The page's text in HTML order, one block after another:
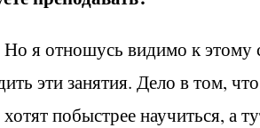
я отношусь видимо к
эти занятия. Дело в том,
побыстрее научиться, а